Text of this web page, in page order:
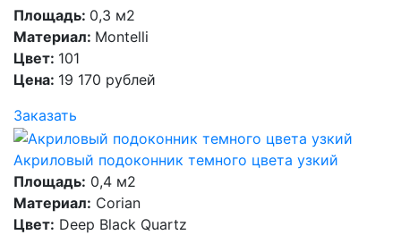
Площадь: 0,3 м2
Материал: Montelli
Цвет: 101
Цена: 19 170 рублей
Заказать
Акриловый подоконник темного цвета узкий
Площадь: 0,4 м2
Материал: Corian
Цвет: Deep Black Quartz